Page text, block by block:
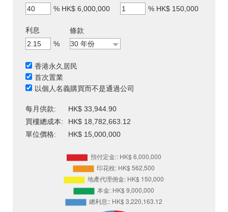
% HK$ 6,000,000
% HK$ 150,000
利息
%
條款
香港永久居民
首次置業
以個人名義購買而不是通過公司
每月供款:
HK$ 33,944.90
買樓總成本:
HK$ 18,782,663.12
單位價格:
HK$ 15,000,000